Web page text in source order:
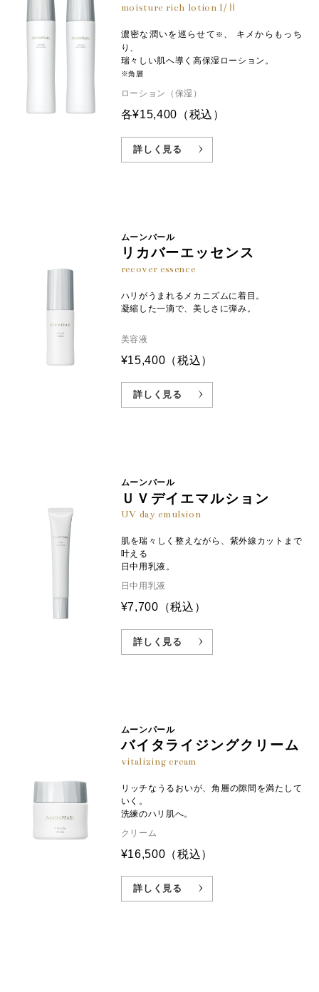
moisture rich lotion I/Ⅱ
濃密な潤いを巡らせて ※
、 キメからもっち
り、
瑞々しい肌へ導く高保湿ローション。
※角層
ローション（保湿）
各¥15,400 （税込）
詳しく見る
ムーンパール
リカバーエッセンス
recover essence
ハリがうまれるメカニズムに着目。
凝縮した一滴で、美しさに弾み。
美容液
¥15,400 （税込）
詳しく見る
ムーンパール
ＵＶデイエマルション
UV day emulsion
肌を瑞々しく整えながら、紫外線カットまで
叶える
日中用乳液。
日中用乳液
¥7,700 （税込）
詳しく見る
ムーンパール
バイタライジングクリーム
vitalizing cream
リッチなうるおいが、角層の隙間を満たして
いく。
洗練のハリ肌へ。
クリーム
¥16,500 （税込）
詳しく見る